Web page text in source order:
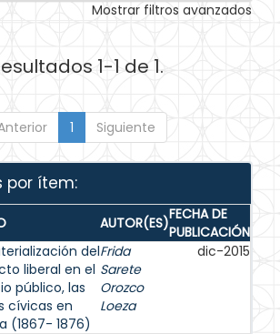
Mostrar filtros avanzados
1-1 de 1.
1 Siguiente
por ítem:
AUTOR(ES)FECHA DE
PUBLICACIÓN
del
liberal en el
público, las
cívicas en
(1867- 1876)
Frida
Sarete
Orozco
Loeza
dic-2015